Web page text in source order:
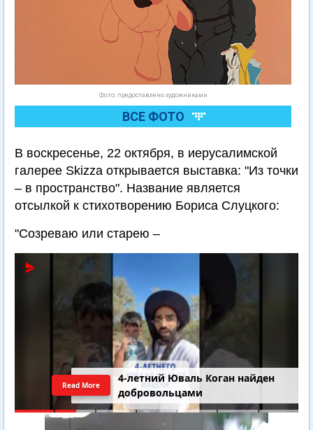
Фото: предоставлено художниками
ВСЕ ФОТО
В воскресенье, 22 октября, в иерусалимской
галерее Skizza открывается выставка: "Из точки
– в пространство". Название является
отсылкой к стихотворению Бориса Слуцкого:
"Созреваю или старею –
4-летний Юваль Коган найден
добровольцами
Read More